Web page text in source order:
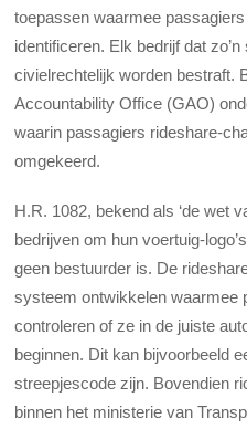
toepassen waarmee
identificeren. Elk bedrijf dat
civielrechtelijk worden bestraft.
Accountability Office (GAO)
waarin passagiers rideshare-
omgekeerd.
H.R. 1082, bekend als ‘de wet
bedrijven om hun voertuig-
geen bestuurder is. De
systeem ontwikkelen waarmee
controleren of ze in de juiste
beginnen. Dit kan bijvoorbeeld
streepjescode zijn. Bovendien
binnen het ministerie van